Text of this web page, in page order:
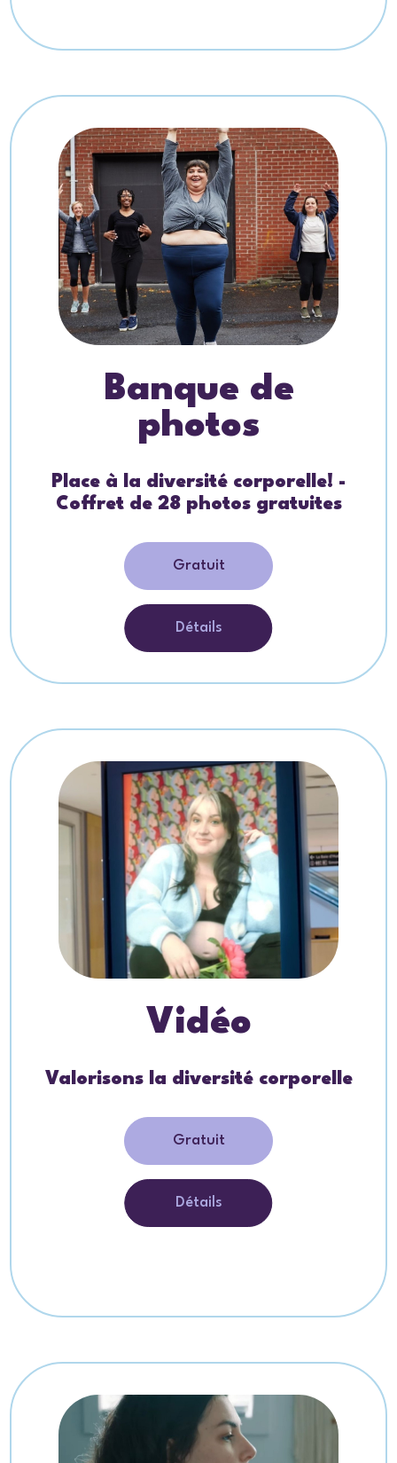
Banque de
photos
Place à la diversité corporelle! -
Coffret de 28 photos gratuites
Gratuit
Détails
Vidéo
Valorisons la diversité corporelle
Gratuit
Détails